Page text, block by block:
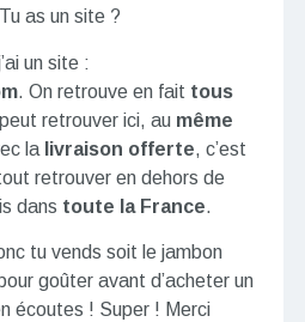
as un site ?
un site :
. On retrouve en fait tous
retrouver ici, au même
la livraison offerte, c’est
retrouver en dehors de
dans toute la France.
tu vends soit le jambon
goûter avant d’acheter un
écoutes ! Super ! Merci